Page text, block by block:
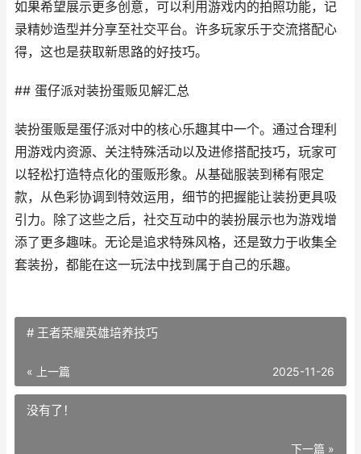
如果希望展示更多创意，可以利用游戏内的拍照功能，记
录精妙造型并分享至社交平台。许多玩家乐于交流搭配心
得，这也是获取新思路的好技巧。
## 蛋仔派对装扮蛋贩见解汇总
装扮蛋贩是蛋仔派对中的核心乐趣其中一个。通过合理利
用游戏内资源、关注特殊活动以及进修搭配技巧，玩家可
以轻松打造特点化的蛋贩形象。从基础服装到稀有限定
款，从色彩协调到特效运用，细节的把握能让装扮更具吸
引力。除了这些之后，社交互动中的装扮展示也为游戏增
添了更多趣味。无论是追求特殊风格，还是致力于收集全
套装扮，都能在这一玩法中找到属于自己的乐趣。
# 王者荣耀英雄培养技巧
« 上一篇 2025-11-26
没有了！
下一篇 »